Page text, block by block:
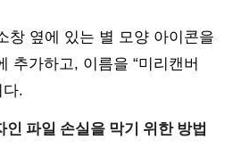
창 옆에 있는 별 모양 아이콘을
추가하고, 이름을 “미리캔버
다.
파일 손실을 막기 위한 방법